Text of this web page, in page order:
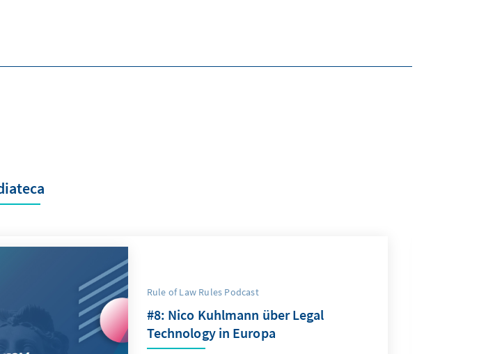
Rule of Law Rules Podcast
#8: Nico Kuhlmann über Legal
Technology in Europa